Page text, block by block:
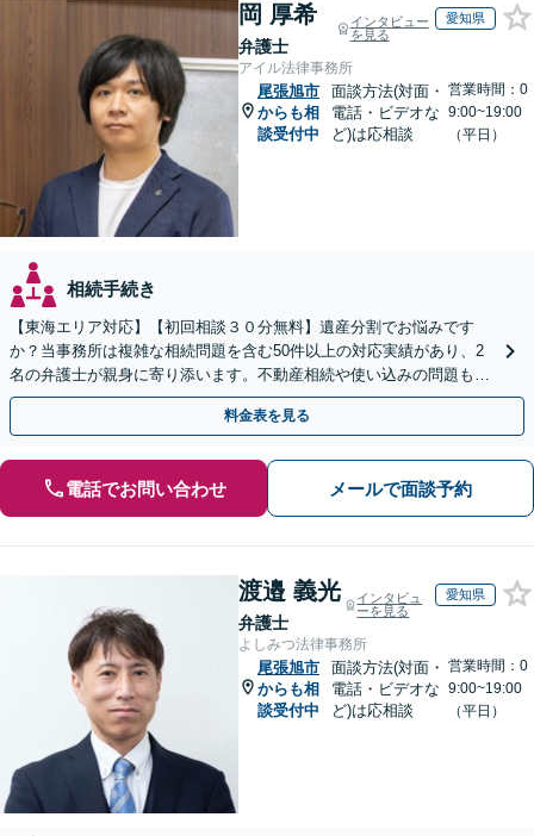
岡 厚希
弁護士
インタビュー
を見る
愛知県
アイル法律事務所
尾張旭市
からも相
談受付中
面談方法(対面・
電話・ビデオな
ど)は応相談
営業時間：0
9:00~19:00
（平日）
相続手続き
【東海エリア対応】【初回相談３０分無料】遺産分割でお悩みです
か？当事務所は複雑な相続問題を含む50件以上の対応実績があり、2
名の弁護士が親身に寄り添います。不動産相続や使い込みの問題も分
かりやすく解説。WEB相談可能。LINE予約受付中
料金表を見る
電話でお問い合わせ メールで面談予約
渡邉 義光
弁護士
インタビュ
ーを見る
愛知県
よしみつ法律事務所
尾張旭市
からも相
談受付中
面談方法(対面・
電話・ビデオな
ど)は応相談
営業時間：0
9:00~19:00
（平日）